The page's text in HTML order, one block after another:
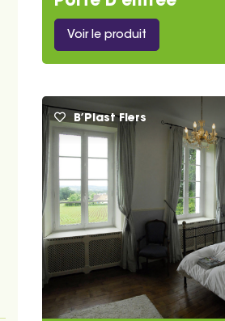
Voir le produit
B’Plast Flers